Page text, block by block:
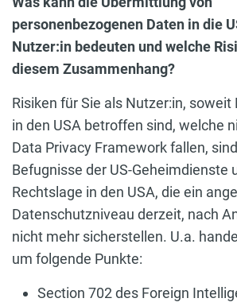
personenbezogenen Daten in die
Nutzer:in bedeuten und welche
diesem Zusammenhang?
Risiken für Sie als Nutzer:in,
in den USA betroffen sind, welche
Data Privacy Framework fallen,
Befugnisse der US-Geheimdienste
Rechtslage in den USA, die ein
Datenschutzniveau derzeit, nach
nicht mehr sicherstellen. U.a.
um folgende Punkte:
Section 702 des Foreign